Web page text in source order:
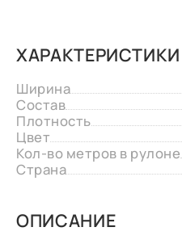
ХАРАКТЕРИСТИКИ
Ширина
Состав
Плотность
Цвет
Кол-во метров в рулоне
Страна
ОПИСАНИЕ